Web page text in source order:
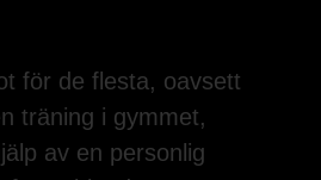
för de flesta, oavsett
träning i gymmet,
av en personlig